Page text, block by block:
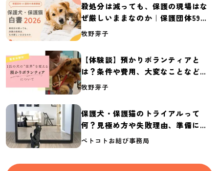
殺処分は減っても、保護の現場はな
ぜ厳しいままなのか｜保護団体59団
体の実態調査【保護犬・保護猫白書
牧野芽子
【体験談】預かりボランティアと
は？条件や費用、大変なことなど紹
介
牧野芽子
保護犬・保護猫のトライアルって
何？見極め方や失敗理由、準備に必
要なものを紹介
ペトコトお結び事務局